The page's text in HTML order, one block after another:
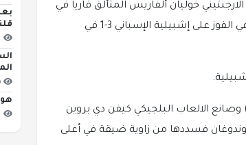
خوليان ألفاريس المتألق قارياً في
المباراة الأخيرة لسيتي بتسجيله هدفاً وتمريره كرتين حاسمتين في الفوز على إشبيلية الإسباني 3-1 في
محاولتين غير موفقتين لكل من البرتغالي برناردو سيلفا (3) وصانع الالعاب البلجيكي كيفن دي بروين
غوندوغان فسددها من زاوية ضيقة في أعلى